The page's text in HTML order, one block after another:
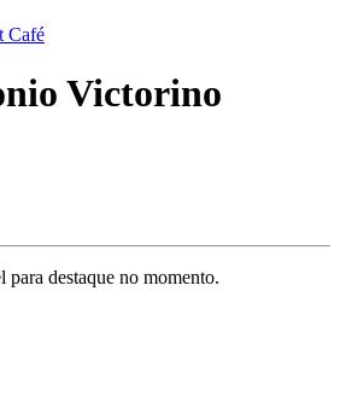
Café
Victorino
destaque no momento.